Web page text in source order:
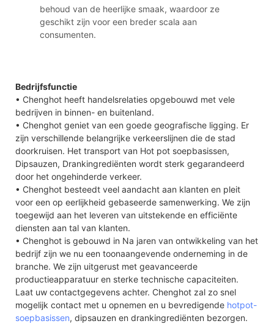
behoud van de heerlijke smaak, waardoor ze
geschikt zijn voor een breder scala aan
consumenten.
Bedrijfsfunctie
• Chenghot heeft handelsrelaties opgebouwd met vele
bedrijven in binnen- en buitenland.
• Chenghot geniet van een goede geografische ligging. Er
zijn verschillende belangrijke verkeerslijnen die de stad
doorkruisen. Het transport van Hot pot soepbasissen,
Dipsauzen, Drankingrediënten wordt sterk gegarandeerd
door het ongehinderde verkeer.
• Chenghot besteedt veel aandacht aan klanten en pleit
voor een op eerlijkheid gebaseerde samenwerking. We zijn
toegewijd aan het leveren van uitstekende en efficiënte
diensten aan tal van klanten.
• Chenghot is gebouwd in Na jaren van ontwikkeling van het
bedrijf zijn we nu een toonaangevende onderneming in de
branche. We zijn uitgerust met geavanceerde
productieapparatuur en sterke technische capaciteiten.
Laat uw contactgegevens achter. Chenghot zal zo snel
mogelijk contact met u opnemen en u bevredigende hotpot-
soepbasissen, dipsauzen en drankingrediënten bezorgen.